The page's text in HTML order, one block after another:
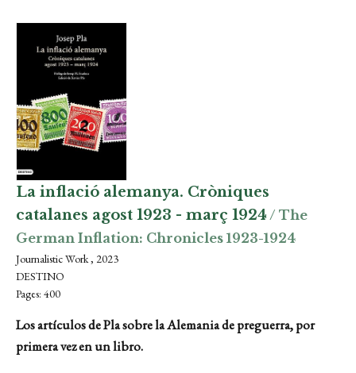
La inflació alemanya. Cròniques
catalanes agost 1923 - març 1924 / The
German Inflation: Chronicles 1923-1924
Journalistic Work , 2023
DESTINO
Pages: 400
Los artículos de Pla sobre la Alemania de preguerra, por
primera vez en un libro.